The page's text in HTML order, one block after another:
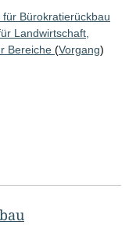
für Bürokratierückbau
Landwirtschaft,
Bereiche (Vorgang)